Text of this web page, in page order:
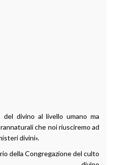
del divino al livello umano ma
che noi riusciremo ad
divini».
della Congregazione del culto